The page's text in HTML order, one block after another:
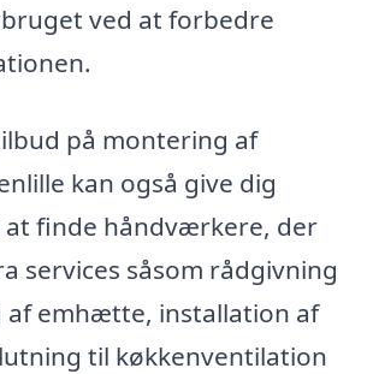
ved at forbedre
på montering af
kan også give dig
finde håndværkere, der
services såsom rådgivning
af emhætte, installation af
til køkkenventilation